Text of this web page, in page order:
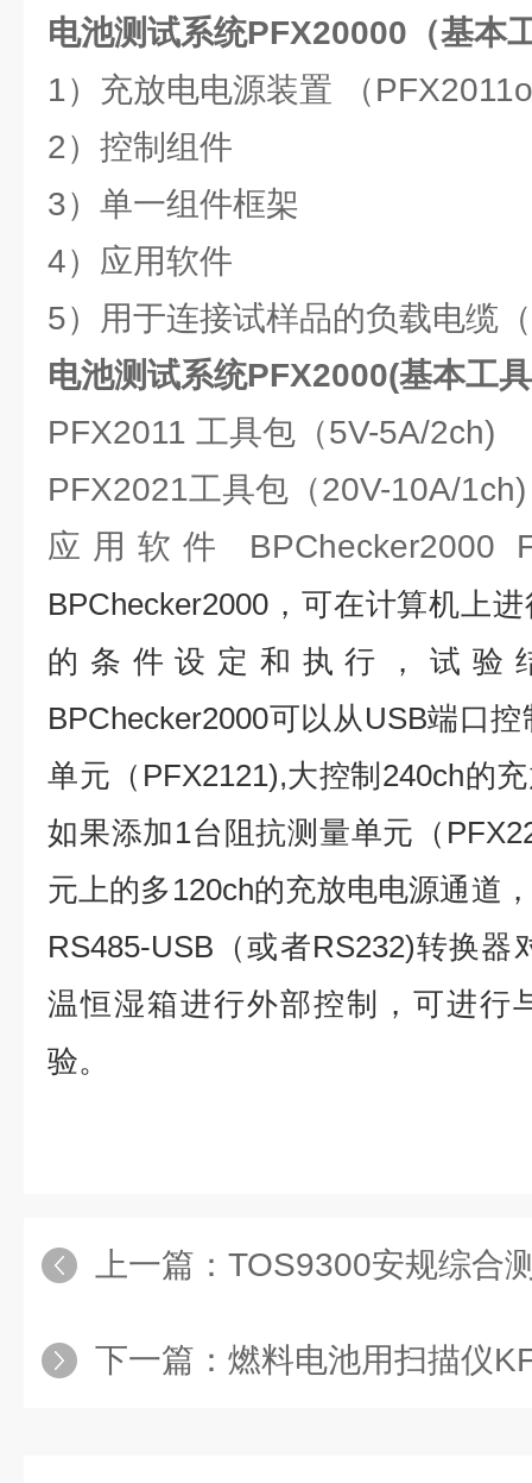
电池测试系统PFX20000（基本
1）充放电电源装置 （
2）控制组件
3）单一组件框架
4）应用软件
5）用于连接试样品的负载电缆
电池测试系统PFX2000(基本工
PFX2011 工具包（5V-5A/2ch)
PFX2021工具包（20V-10A/1ch)
应用软件 BPChecker2000
BPChecker2000，可在计算机上
的条件设定和执行，试验
BPChecker2000可以从USB端口
单元（PFX2121),大控制240ch的
如果添加1台阻抗测量单元（
元上的多120ch的充放电电源通道
RS485-USB（或者RS232)转换器
温恒湿箱进行外部控制，可进行
验。
上一篇： TOS9300安规综合测试
下一篇： 燃料电池用扫描仪